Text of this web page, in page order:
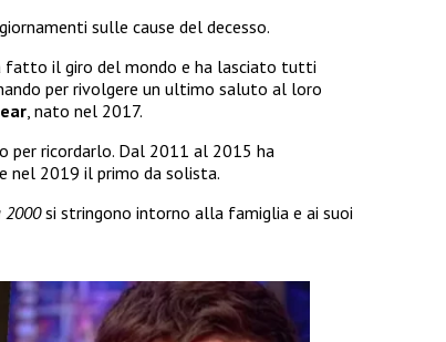
sulle cause del decesso.
fatto il giro del mondo e ha lasciato tutti
per rivolgere un ultimo saluto al loro
, nato nel 2017.
per ricordarlo. Dal 2011 al 2015 ha
e nel 2019 il primo da solista.
2000si stringono intorno alla famiglia e ai suoi